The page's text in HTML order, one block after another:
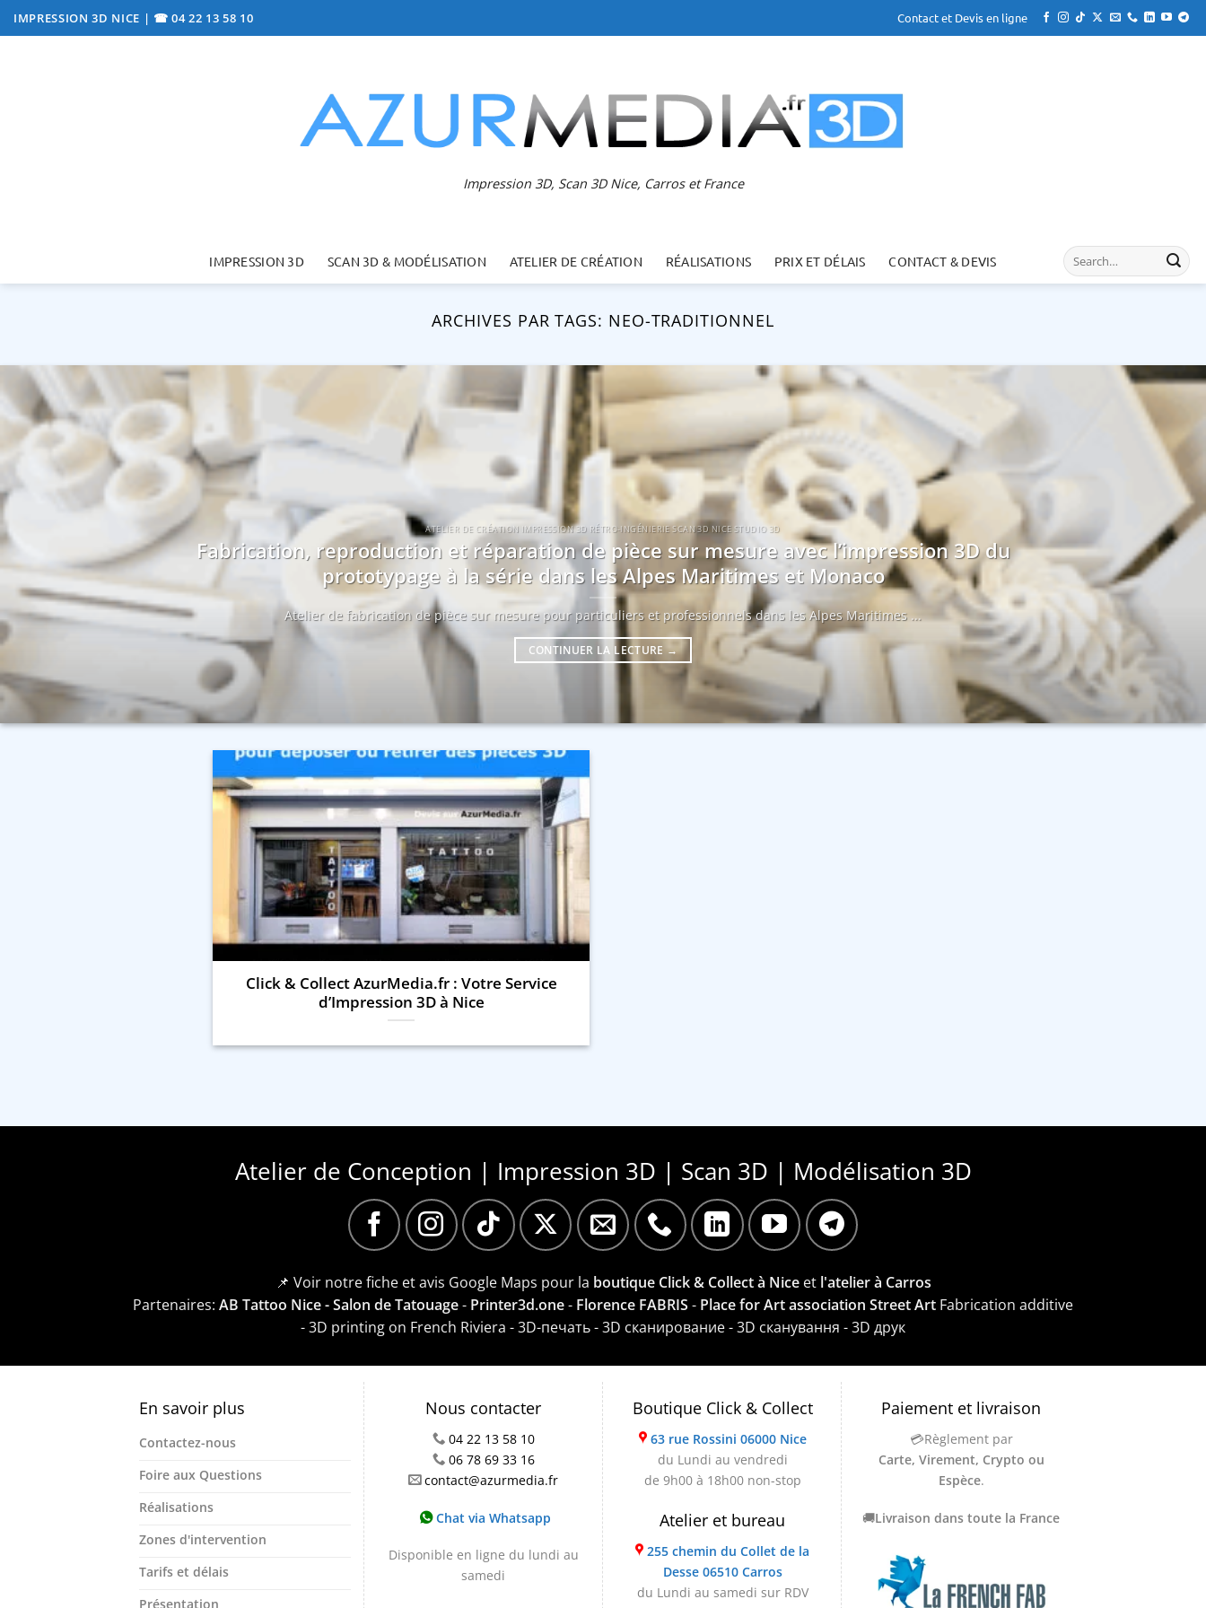
Passer
au
IMPRESSION 3D NICE | ☎ 04 22 13 58 10 Contact et Devis en ligne
Impression 3D, Scan 3D Nice, Carros et France
IMPRESSION 3D SCAN 3D & MODÉLISATION ATELIER DE CRÉATION RÉALISATIONS PRIX ET DÉLAIS CONTACT & DEVIS
ARCHIVES PAR TAGS: NEO-TRADITIONNEL
ATELIER DE CRÉATION IMPRESSION 3D RÉTRO-INGÉNIERIE SCAN 3D NICE STUDIO 3D
Fabrication, reproduction et réparation de pièce sur mesure avec l’impression 3D du
prototypage à la série dans les Alpes Maritimes et Monaco
Atelier de fabrication de pièce sur mesure pour particuliers et professionnels dans les Alpes Maritimes ...
CONTINUER LA LECTURE →
Click & Collect AzurMedia.fr : Votre Service
d’Impression 3D à Nice
Atelier de Conception | Impression 3D | Scan 3D | Modélisation 3D
📌 Voir notre fiche et avis Google Maps pour la boutique Click & Collect à Niceet l'atelier à Carros
Partenaires: AB Tattoo Nice - Salon de Tatouage- Printer3d.one- Florence FABRIS - Place for Art association Street Art Fabrication additive
- 3D printing on French Riviera - 3D-печать - 3D сканирование - 3D сканування - 3D друк
En savoir plus
Contactez-nous
Foire aux Questions
Réalisations
Zones d'intervention
Tarifs et délais
Présentation
Nous contacter
04 22 13 58 10
06 78 69 33 16
contact@azurmedia.fr
Chat via Whatsapp
Disponible en ligne du lundi au
samedi
Boutique Click & Collect
63 rue Rossini 06000 Nice
du Lundi au vendredi
de 9h00 à 18h00 non-stop
Atelier et bureau
255 chemin du Collet de la
Desse 06510 Carros
du Lundi au samedi sur RDV
Paiement et livraison
💳Règlement par
Carte, Virement, Crypto ou
Espèce.
🚚Livraison dans toute la France